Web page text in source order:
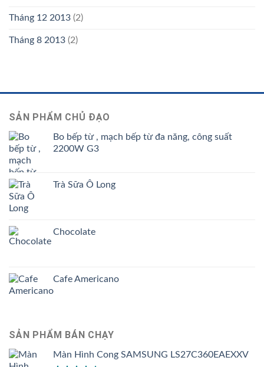
Tháng 12 2013 (2)
Tháng 8 2013 (2)
SẢN PHẨM CHỦ ĐẠO
Bo bếp từ , mạch bếp từ đa năng, công suất
2200W G3
Trà Sữa Ô Long
Chocolate
Cafe Americano
SẢN PHẨM BÁN CHẠY
Màn Hình Cong SAMSUNG LS27C360EAEXXV